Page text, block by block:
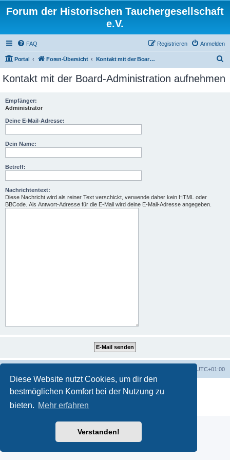
Diese Website nutzt Cookies, um dir den
bestmöglichen Komfort bei der Nutzung zu
bieten. Mehr erfahren
Verstanden!
Forum der Historischen Tauchergesellschaft
e.V.
FAQ Anmelden
Registrieren
Portal Foren-Übersicht Kontakt mit der Board-Administration aufnehmen
c
Kontakt mit der Board-Administration aufnehmen
Empfänger:
Administrator
Deine E-Mail-Adresse:
Dein Name:
Betreff:
Nachrichtentext:
Diese Nachricht wird als reiner Text verschickt, verwende daher kein HTML oder
BBCode. Als Antwort-Adresse für die E-Mail wird deine E-Mail-Adresse angegeben.
UTC+01:00
Powered by phpBB ® Forum Software © phpBB Limited
phpBB.de
Datenschutz